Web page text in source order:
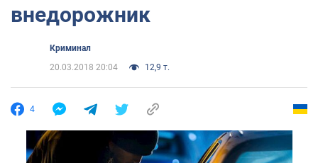
внедорожник
Криминал
20.03.2018 20:04
12,9 т.
4